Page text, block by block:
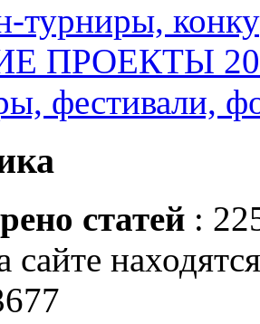
турниры,
ПРОЕКТЫ
фестивали,
статей :
сайте